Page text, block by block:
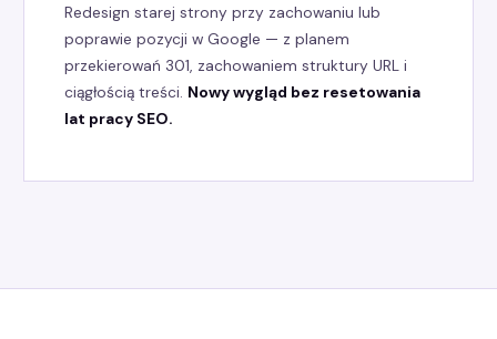
Redesign starej strony przy zachowaniu lub
poprawie pozycji w Google — z planem
przekierowań 301, zachowaniem struktury URL i
ciągłością treści. Nowy wygląd bez resetowania
lat pracy SEO.